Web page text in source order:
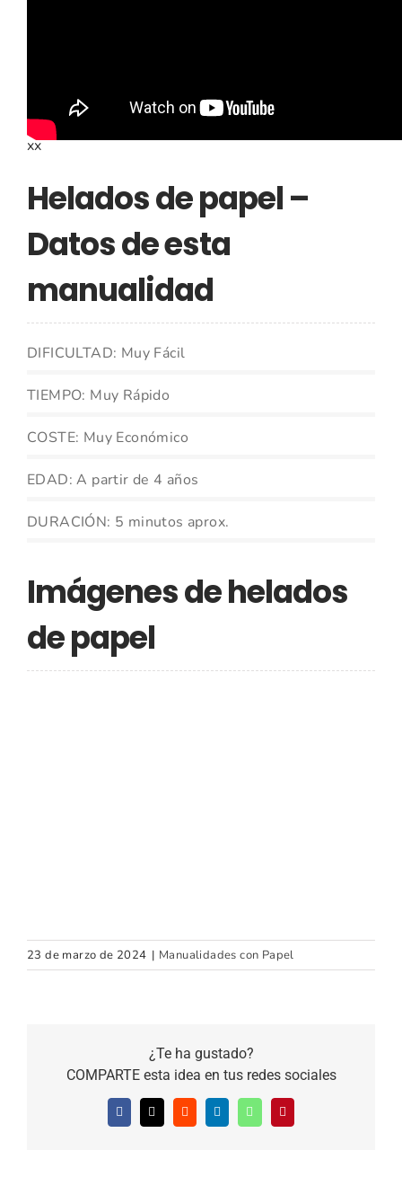
xx
Helados de papel –
Datos de esta
manualidad
DIFICULTAD: Muy Fácil
TIEMPO: Muy Rápido
COSTE: Muy Económico
EDAD: A partir de 4 años
DURACIÓN: 5 minutos aprox.
Imágenes de helados
de papel
23 de marzo de 2024 | Manualidades con Papel
¿Te ha gustado?
COMPARTE esta idea en tus redes sociales
Facebook
X RedditLinkedInWhatsAppPinterest